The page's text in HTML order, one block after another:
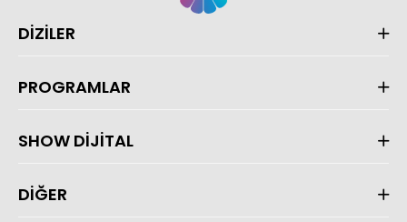
DİZİLER
PROGRAMLAR
SHOW DİJİTAL
DİĞER